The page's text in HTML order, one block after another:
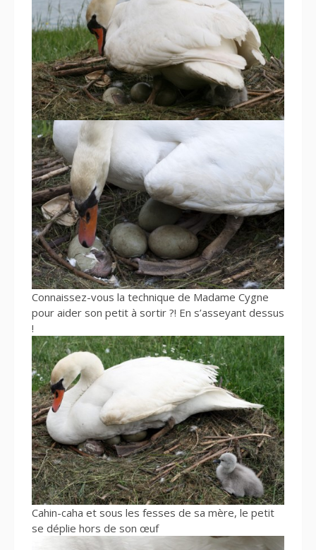
Connaissez-vous la technique de Madame Cygne
pour aider son petit à sortir ?! En s’asseyant dessus
!
Cahin-caha et sous les fesses de sa mère, le petit
se déplie hors de son œuf